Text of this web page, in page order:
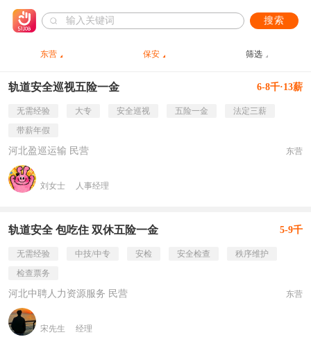
搜索
东营 保安 筛选
轨道安全巡视五险一金 6-8千·13薪
无需经验 大专 安全巡视 五险一金
法定三薪
带薪年假
河北盈巡运输 民营 东营
刘女士 人事经理
轨道安全 包吃住 双休五险一金 5-9千
无需经验 中技/中专 安检 安全检查
秩序维护
检查票务
河北中聘人力资源服务 民营 东营
宋先生 经理